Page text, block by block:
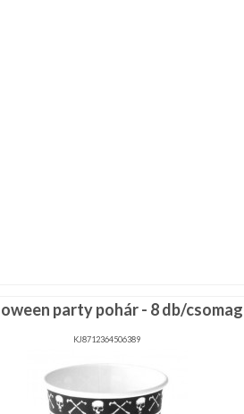
party pohár - 8 db/csomag
KJ8712364506389